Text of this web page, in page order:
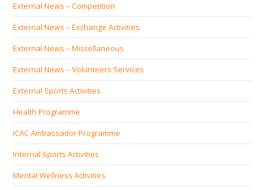
External News – Competition
External News – Exchange Activities
External News – Miscellaneous
External News – Volunteers Services
External Sports Activities
Health Programme
ICAC Ambassador Programme
Internal Sports Activities
Mental Wellness Activities